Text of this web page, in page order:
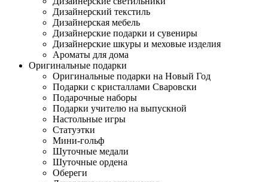
Дизайнерский текстиль
Дизайнерская мебель
Дизайнерские подарки и сувениры
Дизайнерские шкуры и меховые изделия
Ароматы для дома
Оригинальные подарки
Оригинальные подарки на Новый Год
Подарки с кристаллами Сваровски
Подарочные наборы
Подарки учителю на выпускной
Настольные игры
Статуэтки
Мини-гольф
Шуточные медали
Шуточные ордена
Обереги